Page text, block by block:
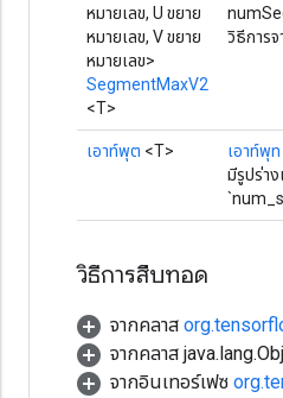
หมายเลข, U ขยาย
หมายเลข, V ขยาย
หมายเลข>
SegmentMaxV2
<T>
วิธีการ
เอาท์พุต <T> เอาท์พุท
มีรูปร่า
วิธีการสืบทอด
จากคลาส
จากคลาส
จากอินเทอร์เฟซ